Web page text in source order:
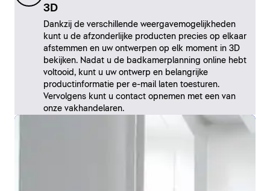
3D
Dankzij de verschillende weergavemogelijkheden
kunt u de afzonderlijke producten precies op elkaar
afstemmen en uw ontwerpen op elk moment in 3D
bekijken. Nadat u de badkamerplanning online hebt
voltooid, kunt u uw ontwerp en belangrijke
productinformatie per e-mail laten toesturen.
Vervolgens kunt u contact opnemen met een van
onze vakhandelaren.